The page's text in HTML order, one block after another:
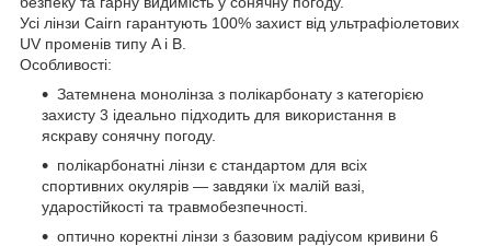
Усі лінзи Cairn гарантують 100% захист від ультрафіолетових
UV променів типу A і B.
Особливості:
Затемнена монолінза з полікарбонату з категорією
захисту 3 ідеально підходить для використання в
яскраву сонячну погоду.
полікарбонатні лінзи є стандартом для всіх
спортивних окулярів — завдяки їх малій вазі,
ударостійкості та травмобезпечності.
оптично коректні лінзи з базовим радіусом кривини 6